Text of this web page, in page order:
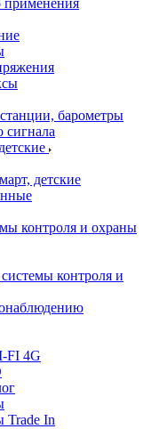
барометры
сигнала
детские
контроля и охраны
контроля и
FI 4G
Trade In